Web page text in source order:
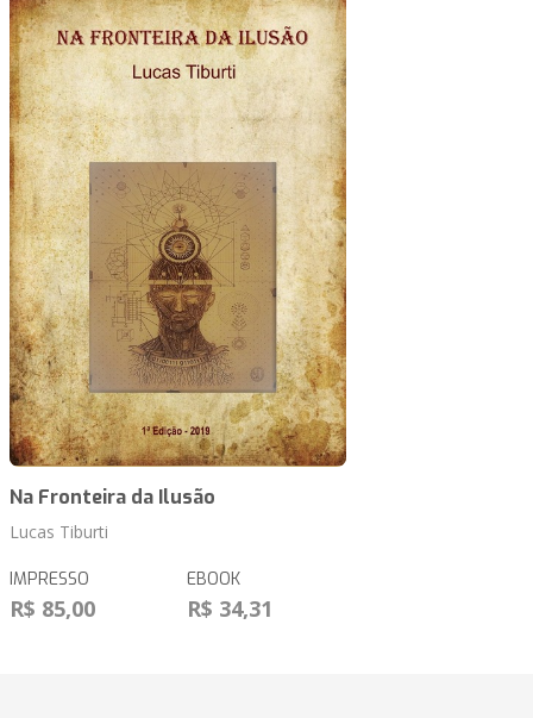
Na Fronteira da Ilusão
Lucas Tiburti
IMPRESSO
R$ 85,00
EBOOK
R$ 34,31